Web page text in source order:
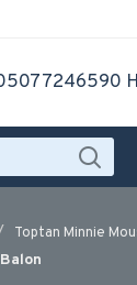
Toptan Minnie